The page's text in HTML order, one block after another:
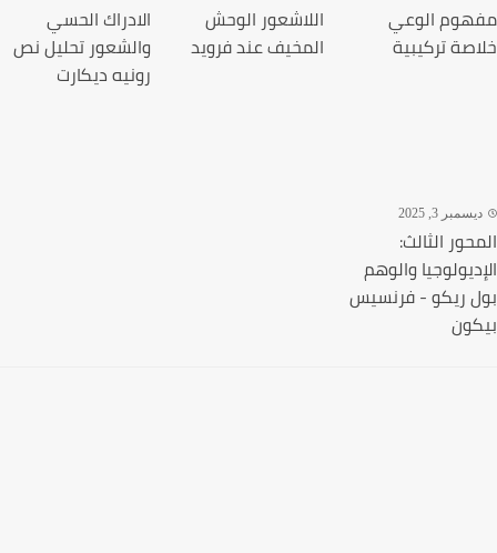
الوعي
تركيبية
اللاشعور الوحش
المخيف عند فرويد
الادراك الحسي
والشعور تحليل نص
رونيه ديكارت
3, 2025
الثالث:
والوهم
ريكو - فرنسيس